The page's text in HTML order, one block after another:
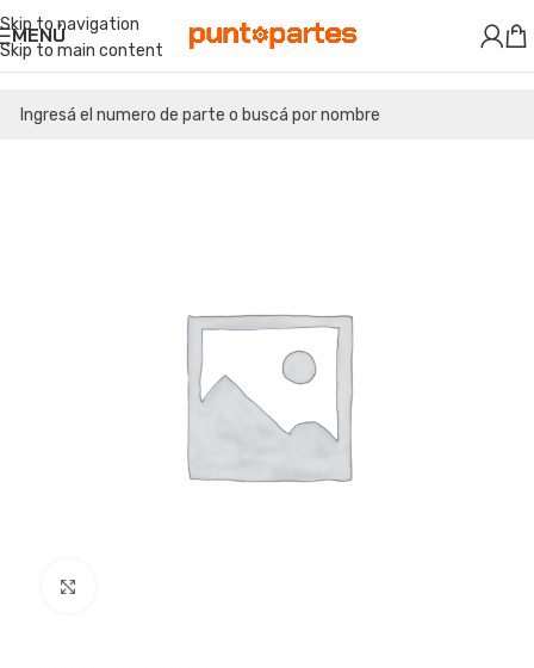
Skip to navigation
Skip to main content
MENÚ